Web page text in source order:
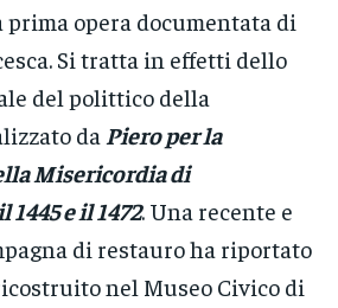
prima opera documentata di
Si tratta in effetti dello
del polittico della
da Piero per la
Misericordia di
e il 1472. Una recente e
di restauro ha riportato
nel Museo Civico di